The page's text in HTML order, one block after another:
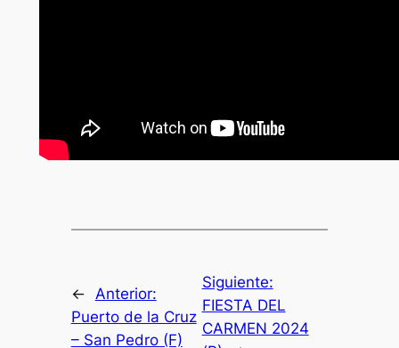
←
Anterior:
Puerto de la Cruz
– San Pedro (F)
Siguiente:
FIESTA DEL
CARMEN 2024